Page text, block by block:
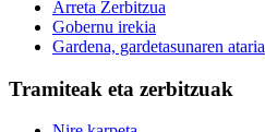
Arreta Zerbitzua
Gobernu irekia
Gardena, gardetasunaren ataria
Tramiteak eta zerbitzuak